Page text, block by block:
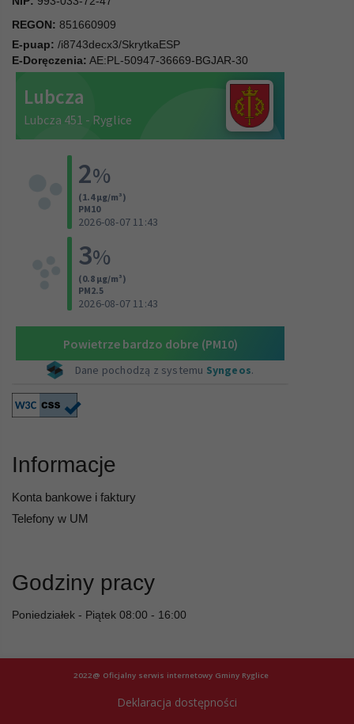
REGON: 851660909
E-puap: /i8743decx3/SkrytkaESP
E-Doręczenia: AE:PL-50947-36669-BGJAR-30
Informacje
Konta bankowe i faktury
Telefony w UM
Godziny pracy
Poniedziałek - Piątek 08:00 - 16:00
2022@ Oficjalny serwis internetowy Gminy Ryglice
Deklaracja dostępności